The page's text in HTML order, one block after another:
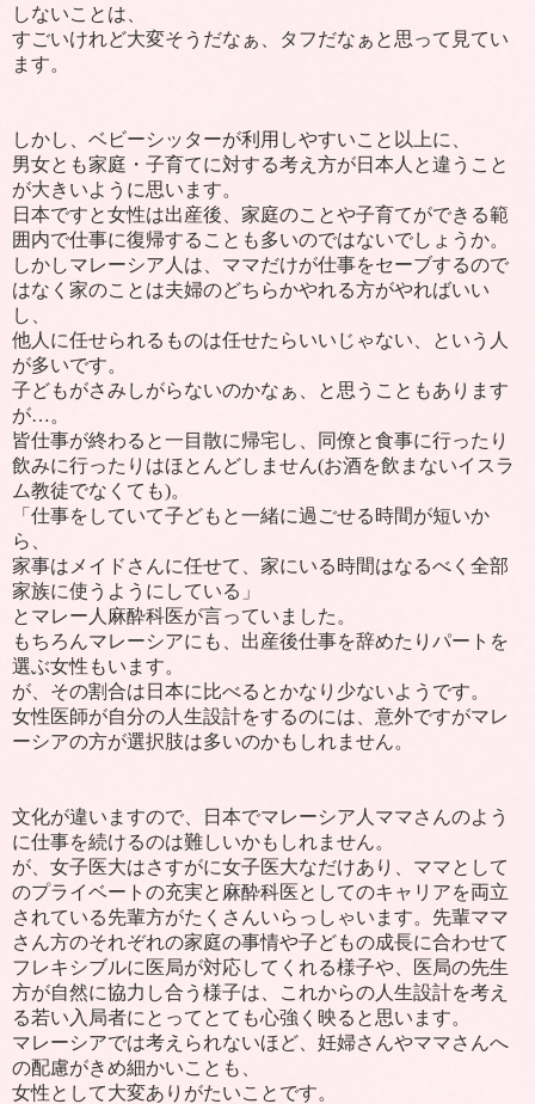
しないことは、
すごいけれど大変そうだなぁ、タフだなぁと思って見てい
ます。
しかし、ベビーシッターが利用しやすいこと以上に、
男女とも家庭・子育てに対する考え方が日本人と違うこと
が大きいように思います。
日本ですと女性は出産後、家庭のことや子育てができる範
囲内で仕事に復帰することも多いのではないでしょうか。
しかしマレーシア人は、ママだけが仕事をセーブするので
はなく家のことは夫婦のどちらかやれる方がやればいい
し、
他人に任せられるものは任せたらいいじゃない、という人
が多いです。
子どもがさみしがらないのかなぁ、と思うこともあります
が…。
皆仕事が終わると一目散に帰宅し、同僚と食事に行ったり
飲みに行ったりはほとんどしません(お酒を飲まないイスラ
ム教徒でなくても)。
「仕事をしていて子どもと一緒に過ごせる時間が短いか
ら、
家事はメイドさんに任せて、家にいる時間はなるべく全部
家族に使うようにしている」
とマレー人麻酔科医が言っていました。
もちろんマレーシアにも、出産後仕事を辞めたりパートを
選ぶ女性もいます。
が、その割合は日本に比べるとかなり少ないようです。
女性医師が自分の人生設計をするのには、意外ですがマレ
ーシアの方が選択肢は多いのかもしれません。
文化が違いますので、日本でマレーシア人ママさんのよう
に仕事を続けるのは難しいかもしれません。
が、女子医大はさすがに女子医大なだけあり、ママとして
のプライベートの充実と麻酔科医としてのキャリアを両立
されている先輩方がたくさんいらっしゃいます。先輩ママ
さん方のそれぞれの家庭の事情や子どもの成長に合わせて
フレキシブルに医局が対応してくれる様子や、医局の先生
方が自然に協力し合う様子は、これからの人生設計を考え
る若い入局者にとってとても心強く映ると思います。
マレーシアでは考えられないほど、妊婦さんやママさんへ
の配慮がきめ細かいことも、
女性として大変ありがたいことです。